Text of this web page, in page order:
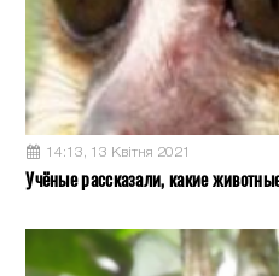
14:13, 13 Квітня 2021
Учёные рассказали, какие